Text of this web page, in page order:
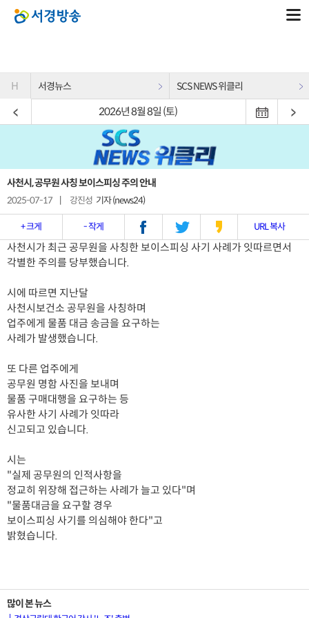
H 서경뉴스 SCS NEWS 위클리
2026년 8월 8일 (토)
사천시, 공무원 사칭 보이스피싱 주의 안내
2025-07-17 강진성 기자 (news24)
+ 크게 - 작게 URL 복사
사천시가 최근 공무원을 사칭한 보이스피싱 사기 사례가 잇따르면서
각별한 주의를 당부했습니다.
시에 따르면 지난달
사천시보건소 공무원을 사칭하며
업주에게 물품 대금 송금을 요구하는
사례가 발생했습니다.
또 다른 업주에게
공무원 명함 사진을 보내며
물품 구매대행을 요구하는 등
유사한 사기 사례가 잇따라
신고되고 있습니다.
시는
"실제 공무원의 인적사항을
정교히 위장해 접근하는 사례가 늘고 있다"며
"물품대금을 요구할 경우
보이스피싱 사기를 의심해야 한다"고
밝혔습니다.
많이 본 뉴스